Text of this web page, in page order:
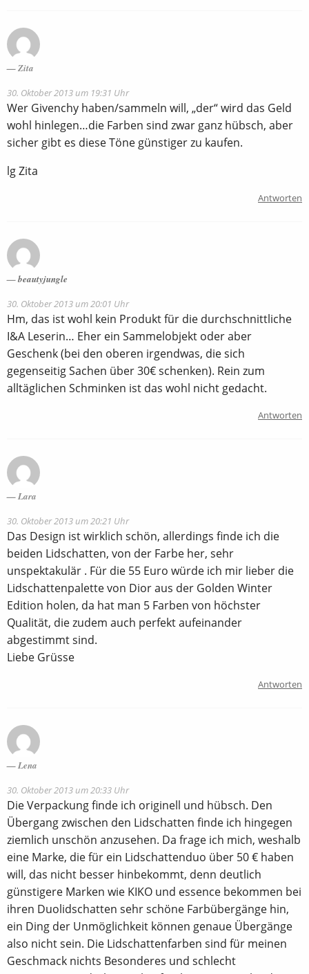
Zita
30. Oktober 2013 um 19:31 Uhr
Wer Givenchy haben/sammeln will, „der“ wird das Geld
wohl hinlegen…die Farben sind zwar ganz hübsch, aber
sicher gibt es diese Töne günstiger zu kaufen.
lg Zita
Antworten
beautyjungle
30. Oktober 2013 um 20:01 Uhr
Hm, das ist wohl kein Produkt für die durchschnittliche
I&A Leserin… Eher ein Sammelobjekt oder aber
Geschenk (bei den oberen irgendwas, die sich
gegenseitig Sachen über 30€ schenken). Rein zum
alltäglichen Schminken ist das wohl nicht gedacht.
Antworten
Lara
30. Oktober 2013 um 20:21 Uhr
Das Design ist wirklich schön, allerdings finde ich die
beiden Lidschatten, von der Farbe her, sehr
unspektakulär . Für die 55 Euro würde ich mir lieber die
Lidschattenpalette von Dior aus der Golden Winter
Edition holen, da hat man 5 Farben von höchster
Qualität, die zudem auch perfekt aufeinander
abgestimmt sind.
Liebe Grüsse
Antworten
Lena
30. Oktober 2013 um 20:33 Uhr
Die Verpackung finde ich originell und hübsch. Den
Übergang zwischen den Lidschatten finde ich hingegen
ziemlich unschön anzusehen. Da frage ich mich, weshalb
eine Marke, die für ein Lidschattenduo über 50 € haben
will, das nicht besser hinbekommt, denn deutlich
günstigere Marken wie KIKO und essence bekommen bei
ihren Duolidschatten sehr schöne Farbübergänge hin,
ein Ding der Unmöglichkeit können genaue Übergänge
also nicht sein. Die Lidschattenfarben sind für meinen
Geschmack nichts Besonderes und schlecht